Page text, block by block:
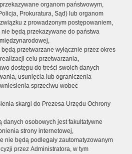
organom państwowym,
Prokuratura, Sąd) lub organom
z prowadzonym postępowaniem,
będą przekazywane do państwa
przetwarzane wyłącznie przez okres
celu przetwarzania,
dostępu do treści swoich danych
usunięcia lub ograniczenia
sprzeciwu wobec
skargi do Prezesa Urzędu Ochrony
danych osobowych jest fakultatywne
strony internetowej,
nie będą podlegały zautomatyzowanym
przez Administratora, w tym